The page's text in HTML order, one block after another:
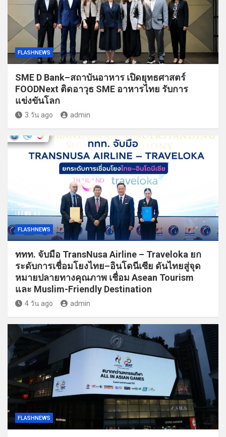
FLASHNEWS
SME D Bank–สถาบันอาหาร เปิดยุทธศาสตร์
FOODNext ติดอาวุธ SME อาหารไทย รับการ
แข่งขันโลก
3 วัน ago admin
FLASHNEWS
ททท. จับมือ TransNusa Airline – Traveloka ยก
ระดับการเชื่อมโยงไทย–อินโดนีเซีย ดันไทยสู่จุด
หมายปลายทางคุณภาพ เชื่อม Asean Tourism
และ Muslim-Friendly Destination
4 วัน ago admin
FLASHNEWS